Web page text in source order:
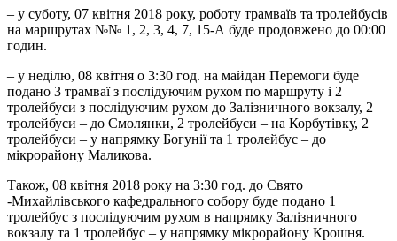
– у суботу, 07 квітня 2018 року, роботу трамваїв та тролейбусів
на маршрутах №№ 1, 2, 3, 4, 7, 15-А буде продовжено до 00:00
годин.
– у неділю, 08 квітня о 3:30 год. на майдан Перемоги буде
подано 3 трамваї з послідуючим рухом по маршруту і 2
тролейбуси з послідуючим рухом до Залізничного вокзалу, 2
тролейбуси – до Смолянки, 2 тролейбуси – на Корбутівку, 2
тролейбуси – у напрямку Богунії та 1 тролейбус – до
мікрорайону Маликова.
Також, 08 квітня 2018 року на 3:30 год. до Свято
-Михайлівського кафедрального собору буде подано 1
тролейбус з послідуючим рухом в напрямку Залізничного
вокзалу та 1 тролейбус – у напрямку мікрорайону Крошня.